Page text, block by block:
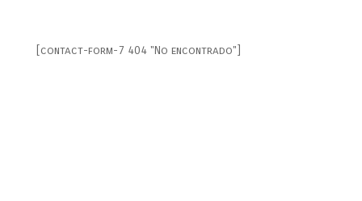
[contact-form-7 404 "No encontrado"]